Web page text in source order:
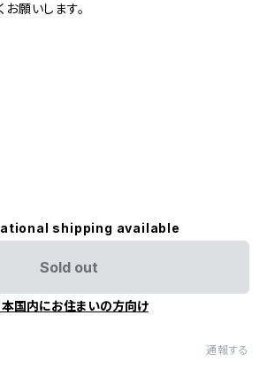
願いします。
shipping available
Sold out
本国内にお住まいの方向け
通報する